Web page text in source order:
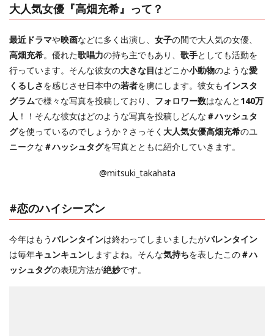
大人気女優『高畑充希』って？
最近ドラマや映画などに多く出演し、 女子の間で大人気の女優、
高畑充希。優れた歌唱力の持ち主でもあり、 歌手としても活動を
行っています。そんな彼女の大きな目はどこか小動物のような愛
くるしさを感じさせ日本中の若者を虜にします。彼女もインスタ
グラムで様々な写真を投稿しており、 フォロワー数はなんと 140万
人 ！！そんな彼女はどのような写真を投稿しどんな ＃ハッシュタ
グを使っているのでしょうか？さっそく 大人気女優高畑充希のユ
ニークな ＃ハッシュタグを写真とともに紹介していきます。
@mitsuki_takahata
#恋のハイシーズン
今年はもうバレンタインは終わってしまいましたがバレンタイン
は毎年キュンキュンしますよね。そんな気持ちを表したこの＃ハ
ッシュタグの表現方法が絶妙です。